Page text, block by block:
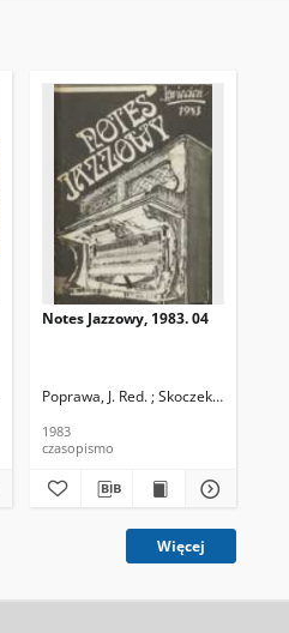
Skoczek, T. Red.
Notes Jazzowy, 1983. 04
Poprawa, J. Red. ; Skoczek T. Red.
1983
czasopismo
Więcej